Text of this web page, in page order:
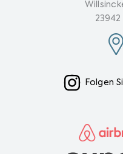
23942
Folgen